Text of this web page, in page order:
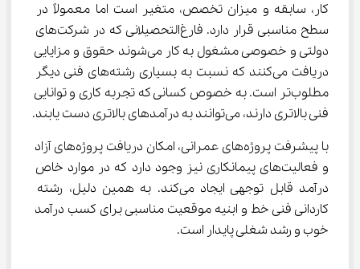
کار، سابقه و میزان تخصص، متغیر است اما معمولاً در
سطح مناسبی قرار دارد. فارغ‌التحصیلانی که در شرکت‌های
دولتی و خصوصی مشغول به کار می‌شوند حقوق و مزایایی
دریافت می‌کنند که نسبت به بسیاری رشته‌های فنی دیگر
مطلوب‌تر است. به خصوص کسانی که تجربه کاری و توانایی
فنی بالاتری دارند، می‌توانند به درآمدهای بالاتری دست یابند.
با پیشرفت پروژه‌های عمرانی، امکان دریافت پروژه‌های آزاد
و فعالیت‌های پیمانکاری نیز وجود دارد که در موارد خاص
درآمد قابل توجهی ایجاد می‌کند. به همین دلیل، رشته
کاردانی فنی خط و ابنیه موقعیت مناسبی برای کسب درآمد
خوب و رشد شغلی پایدار است.